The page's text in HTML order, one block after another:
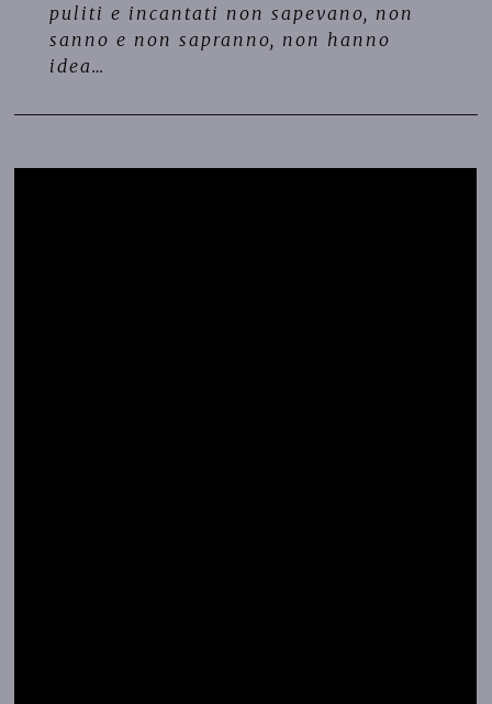
puliti e incantati non sapevano, non
sanno e non sapranno, non hanno
idea…